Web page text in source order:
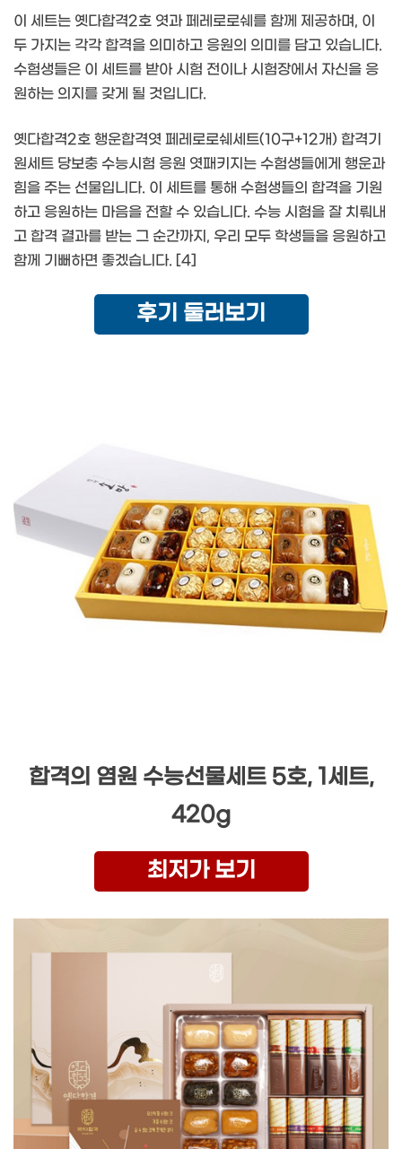
이 세트는 옛다합격2호 엿과 페레로로쉐를 함께 제공하며, 이
두 가지는 각각 합격을 의미하고 응원의 의미를 담고 있습니다.
수험생들은 이 세트를 받아 시험 전이나 시험장에서 자신을 응
원하는 의지를 갖게 될 것입니다.
옛다합격2호 행운합격엿 페레로로쉐세트(10구+12개) 합격기
원세트 당보충 수능시험 응원 엿패키지는 수험생들에게 행운과
힘을 주는 선물입니다. 이 세트를 통해 수험생들의 합격을 기원
하고 응원하는 마음을 전할 수 있습니다. 수능 시험을 잘 치뤄내
고 합격 결과를 받는 그 순간까지, 우리 모두 학생들을 응원하고
함께 기뻐하면 좋겠습니다. [4]
후기 둘러보기
합격의 염원 수능선물세트 5호, 1세트,
420g
최저가 보기